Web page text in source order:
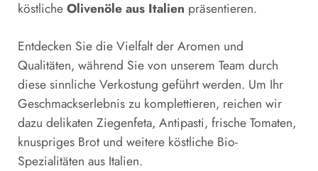
köstlicheOlivenöle aus Italien präsentieren.
Entdecken Sie die Vielfalt der Aromen und
Qualitäten, während Sie von unserem Team durch
diese sinnliche Verkostung geführt werden. Um Ihr
Geschmackserlebnis zu komplettieren, reichen wir
dazu delikaten Ziegenfeta, Antipasti, frische Tomaten,
knuspriges Brot und weitere köstliche Bio-
Spezialitäten aus Italien.